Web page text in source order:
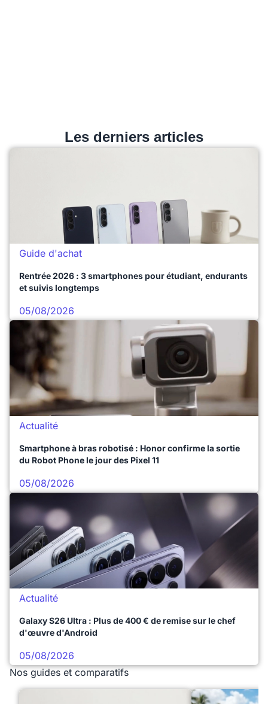
Les derniers articles
Guide d'achat
Rentrée 2026 : 3 smartphones pour étudiant, endurants
et suivis longtemps
05/08/2026
Actualité
Smartphone à bras robotisé : Honor confirme la sortie
du Robot Phone le jour des Pixel 11
05/08/2026
Actualité
Galaxy S26 Ultra : Plus de 400 € de remise sur le chef
d'œuvre d'Android
05/08/2026
Nos guides et comparatifs